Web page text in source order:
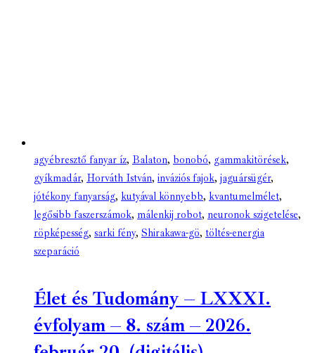
agyébresztő fanyar íz, Balaton, bonobó, gammakitörések,
gyíkmadár, Horváth István, inváziós fajok, jaguársügér,
jótékony fanyarság, kutyával könnyebb, kvantumelmélet,
legősibb faszerszámok, málenkij robot, neuronok szigetelése,
röpképesség, sarki fény, Shirakawa-gö, töltés-energia
szeparáció
Élet és Tudomány – LXXXI.
évfolyam – 8. szám – 2026.